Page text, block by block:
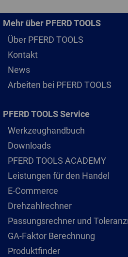
Mehr über PFERD TOOLS
Über PFERD TOOLS
Kontakt
News
Arbeiten bei PFERD TOOLS
PFERD TOOLS Service
Werkzeughandbuch
Downloads
PFERD TOOLS ACADEMY
Leistungen für den Handel
E-Commerce
Drehzahlrechner
Passungsrechner und
GA-Faktor Berechnung
Produktfinder